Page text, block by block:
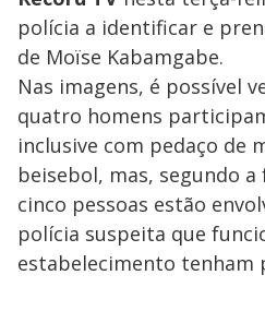
y
V
i
d
s
M
u
d
o
polícia a identificar e
de Moïse Kabamgabe.
Nas imagens, é possível
quatro homens
inclusive com pedaço de
beisebol, mas, segundo
cinco pessoas estão
polícia suspeita que
estabelecimento tenham